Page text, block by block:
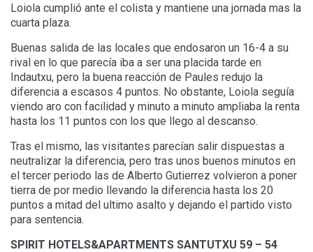
Loiola cumplió ante el colista y mantiene una jornada mas la
cuarta plaza.
Buenas salida de las locales que endosaron un 16-4 a su
rival en lo que parecía iba a ser una placida tarde en
Indautxu, pero la buena reacción de Paules redujo la
diferencia a escasos 4 puntos. No obstante, Loiola seguía
viendo aro con facilidad y minuto a minuto ampliaba la renta
hasta los 11 puntos con los que llego al descanso.
Tras el mismo, las visitantes parecían salir dispuestas a
neutralizar la diferencia, pero tras unos buenos minutos en
el tercer periodo las de Alberto Gutierrez volvieron a poner
tierra de por medio llevando la diferencia hasta los 20
puntos a mitad del ultimo asalto y dejando el partido visto
para sentencia.
SPIRIT HOTELS&APARTMENTS SANTUTXU 59 – 54